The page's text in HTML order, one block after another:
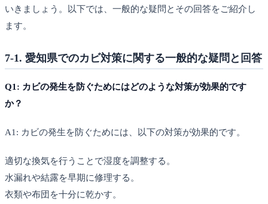
いきましょう。以下では、一般的な疑問とその回答をご紹介し
ます。
7-1. 愛知県でのカビ対策に関する一般的な疑問と回答
Q1: カビの発生を防ぐためにはどのような対策が効果的です
か？
A1: カビの発生を防ぐためには、以下の対策が効果的です。
適切な換気を行うことで湿度を調整する。
水漏れや結露を早期に修理する。
衣類や布団を十分に乾かす。